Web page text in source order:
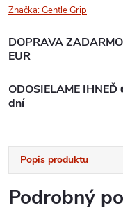
Značka:Gentle Grip
DOPRAVA
EUR
ODOSIELAME
dní
Popis produktu
Podrobný